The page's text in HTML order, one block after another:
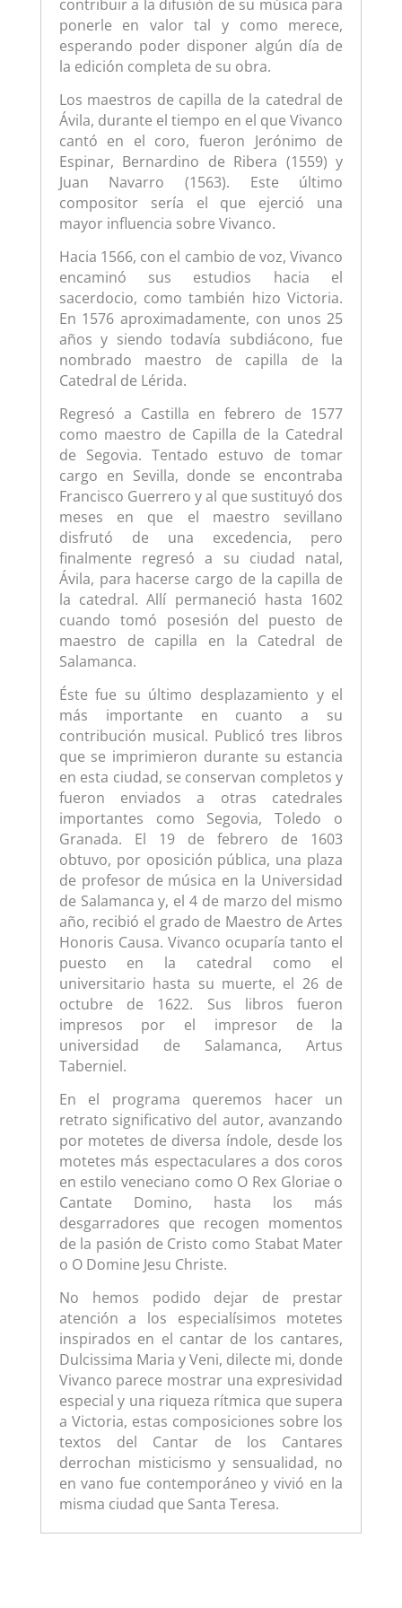
contribuir a la difusión de su música para
ponerle en valor tal y como merece,
esperando poder disponer algún día de
la edición completa de su obra.
Los maestros de capilla de la catedral de
Ávila, durante el tiempo en el que Vivanco
cantó en el coro, fueron Jerónimo de
Espinar, Bernardino de Ribera (1559) y
Juan Navarro (1563). Este último
compositor sería el que ejerció una
mayor influencia sobre Vivanco.
Hacia 1566, con el cambio de voz, Vivanco
encaminó sus estudios hacia el
sacerdocio, como también hizo Victoria.
En 1576 aproximadamente, con unos 25
años y siendo todavía subdiácono, fue
nombrado maestro de capilla de la
Catedral de Lérida.
Regresó a Castilla en febrero de 1577
como maestro de Capilla de la Catedral
de Segovia. Tentado estuvo de tomar
cargo en Sevilla, donde se encontraba
Francisco Guerrero y al que sustituyó dos
meses en que el maestro sevillano
disfrutó de una excedencia, pero
finalmente regresó a su ciudad natal,
Ávila, para hacerse cargo de la capilla de
la catedral. Allí permaneció hasta 1602
cuando tomó posesión del puesto de
maestro de capilla en la Catedral de
Salamanca.
Éste fue su último desplazamiento y el
más importante en cuanto a su
contribución musical. Publicó tres libros
que se imprimieron durante su estancia
en esta ciudad, se conservan completos y
fueron enviados a otras catedrales
importantes como Segovia, Toledo o
Granada. El 19 de febrero de 1603
obtuvo, por oposición pública, una plaza
de profesor de música en la Universidad
de Salamanca y, el 4 de marzo del mismo
año, recibió el grado de Maestro de Artes
Honoris Causa. Vivanco ocuparía tanto el
puesto en la catedral como el
universitario hasta su muerte, el 26 de
octubre de 1622. Sus libros fueron
impresos por el impresor de la
universidad de Salamanca, Artus
Taberniel.
En el programa queremos hacer un
retrato significativo del autor, avanzando
por motetes de diversa índole, desde los
motetes más espectaculares a dos coros
en estilo veneciano como O Rex Gloriae o
Cantate Domino, hasta los más
desgarradores que recogen momentos
de la pasión de Cristo como Stabat Mater
o O Domine Jesu Christe.
No hemos podido dejar de prestar
atención a los especialísimos motetes
inspirados en el cantar de los cantares,
Dulcissima Maria y Veni, dilecte mi, donde
Vivanco parece mostrar una expresividad
especial y una riqueza rítmica que supera
a Victoria, estas composiciones sobre los
textos del Cantar de los Cantares
derrochan misticismo y sensualidad, no
en vano fue contemporáneo y vivió en la
misma ciudad que Santa Teresa.